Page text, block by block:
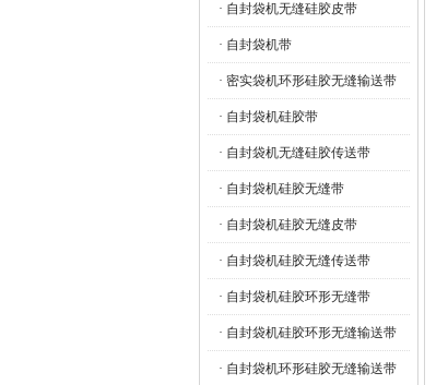
· 自封袋机无缝硅胶皮带
· 自封袋机带
· 密实袋机环形硅胶无缝输送带
· 自封袋机硅胶带
· 自封袋机无缝硅胶传送带
· 自封袋机硅胶无缝带
· 自封袋机硅胶无缝皮带
· 自封袋机硅胶无缝传送带
· 自封袋机硅胶环形无缝带
· 自封袋机硅胶环形无缝输送带
· 自封袋机环形硅胶无缝输送带